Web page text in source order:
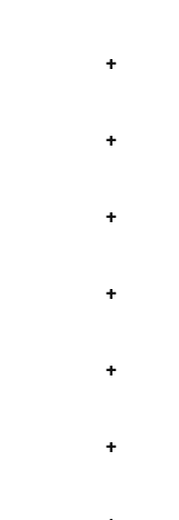
+
+
+
+
+
+